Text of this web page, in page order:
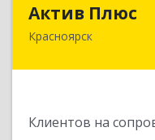
Актив Плюс
Красноярск
Клиентов на
660017,